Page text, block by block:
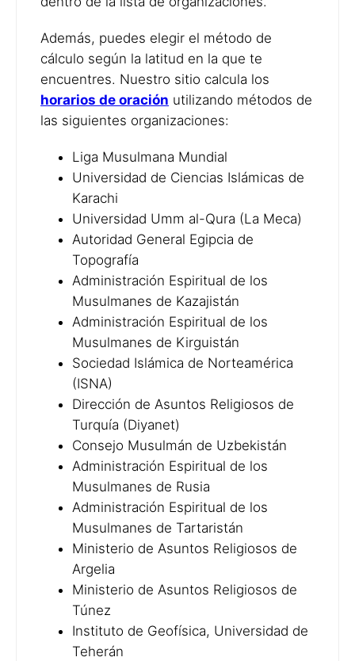
Además, puedes elegir el método de
cálculo según la latitud en la que te
encuentres. Nuestro sitio calcula los
horarios de oración utilizando métodos de
las siguientes organizaciones:
Liga Musulmana Mundial
Universidad de Ciencias Islámicas de
Karachi
Universidad Umm al-Qura (La Meca)
Autoridad General Egipcia de
Topografía
Administración Espiritual de los
Musulmanes de Kazajistán
Administración Espiritual de los
Musulmanes de Kirguistán
Sociedad Islámica de Norteamérica
(ISNA)
Dirección de Asuntos Religiosos de
Turquía (Diyanet)
Consejo Musulmán de Uzbekistán
Administración Espiritual de los
Musulmanes de Rusia
Administración Espiritual de los
Musulmanes de Tartaristán
Ministerio de Asuntos Religiosos de
Argelia
Ministerio de Asuntos Religiosos de
Túnez
Instituto de Geofísica, Universidad de
Teherán